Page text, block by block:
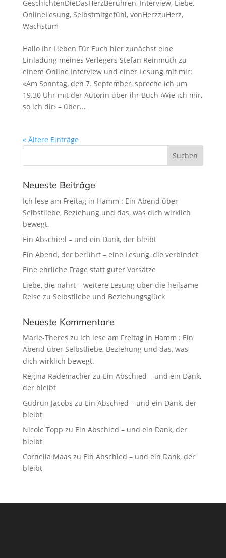
GeschichtenDieDasHerzBerühren, Interview, Liebe,
OnlineLesung, Selbstmitgefühl, vonHerzzuHerz,
Wachstum
Hallo Ihr Lieben Für Euch hier zunächst eine
Einladung meines Verlegers Stefan Reinmuth zu
einem Online Interview und einer Lesung mit mir:
«Am Sonntag, den 7. September, spreche ich um
19.30 Uhr mit der Autorin über ihr Buch ‹Wie ich mir,
so ich dir› – über...
« Ältere Einträge
Neueste Beiträge
Ich lese am Freitag in Hamm : Ein Abend über
Selbstliebe, Beziehung und das, was dich wirklich
bewegt.
Ein Abschied – und ein Dank, der bleibt
Ein Abend, der berührt – eine Lesung, die verbindet
Eine ehrliche Frage statt guter Vorsätze
Liebe, die nährt – weitere Lesung über die heilsame
Reise zu Selbstliebe und Beziehungsglück
Neueste Kommentare
Marie-Theres zu Ich lese am Freitag in Hamm : Ein
Abend über Selbstliebe, Beziehung und das, was
dich wirklich bewegt.
Regina Rademacherzu Ein Abschied – und ein Dank,
der bleibt
Gudrun Jacobs zu Ein Abschied – und ein Dank, der
bleibt
Nicole Topp zu Ein Abschied – und ein Dank, der
bleibt
Cornelia Maas zu Ein Abschied – und ein Dank, der
bleibt